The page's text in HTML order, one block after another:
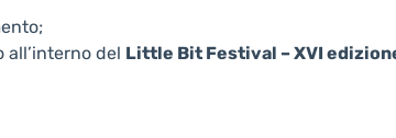
del Little Bit Festival – XVI